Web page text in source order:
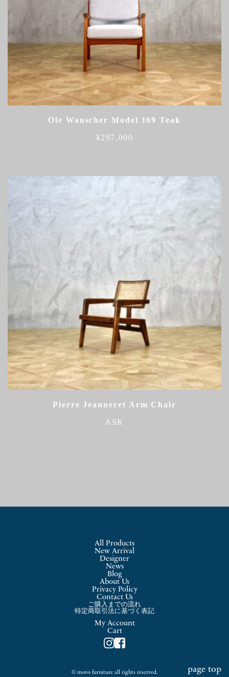
Ole Wanscher Model 169 Teak
¥297,000
Pierre Jeanneret Arm Chair
ASK
page top
All Products
New Arrival
Designer
News
Blog
About Us
Privacy Policy
Contact Us
ご購入までの流れ
特定商取引法に基づく表記
My Account
Cart
© moto furniture all rights reserved.